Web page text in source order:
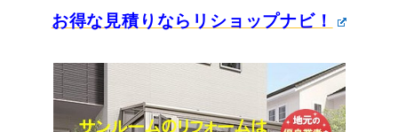
お得な見積りならリショップナビ！